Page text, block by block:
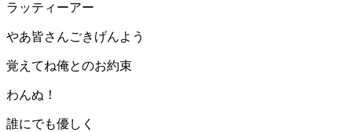
ラッティーアー
やあ皆さんごきげんよう
覚えてね俺とのお約束
わんぬ！
誰にでも優しく